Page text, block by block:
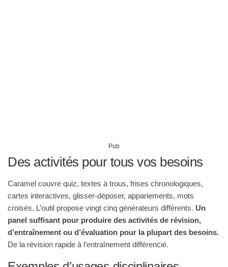
Pub
Des activités pour tous vos besoins
Caramel couvre quiz, textes à trous, frises chronologiques,
cartes interactives, glisser-déposer, appariements, mots
croisés. L’outil propose vingt cinq générateurs différents. Un
panel suffisant pour produire des activités de révision,
d’entraînement ou d’évaluation pour la plupart des besoins.
De la révision rapide à l’entraînement différencié.